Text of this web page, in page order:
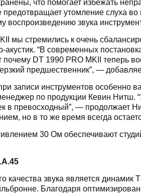
что помогает избежать
утомление слуха
воспроизведению звука
мы стремились к очень
“В современных
DT 1990 PRO MKII теперь
предшественник”, —
записи инструментов особенно
по продукции Кевин Нитш.
в превосходный”, — продолжает
но в то же время всегда
30 Ом обеспечивают
качества звука является динамик
Благодаря